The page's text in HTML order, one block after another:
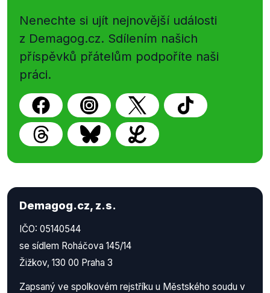
Nenechte si ujít nejnovější události
z Demagog.cz. Sdílením našich
příspěvků přátelům podpoříte naši
práci.
Demagog.cz, z.s.
IČO: 05140544
se sídlem Roháčova 145/14
Žižkov, 130 00 Praha 3
Zapsaný ve spolkovém rejstříku u Městského soudu v